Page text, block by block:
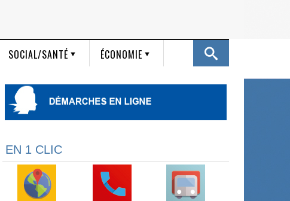
SOCIAL/SANTÉ ÉCONOMIE
EN 1 CLIC